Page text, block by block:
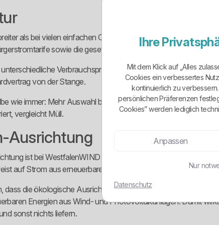
als bei vielen einfachen Online-Anbietern. Es gibt
sowie die gesetzliche Grund- und
Verbrauchsprofile unterschiedlich behandelt
von der Stange.
wie immer: Mehr Auswahl bringt nur etwas, wenn man nicht
vergleicht Müll.
Ausrichtung
ist bei WestfalenWIND kein Alibi, sondern zentraler Teil
auf Strom aus erneuerbaren Energien, der nicht bloß als
dass die ökologische Ausrichtung nicht nur allgemein
Energien aus Wind- und Photovoltaikanlagen. Damit
sonst nichts liefern.
Ihre
Mit dem Klick auf „Alles
Cookies ein verbessertes
kontinuierlich zu
persönlichen Präferenzen
Cookies” werden lediglich
Anpassen
Nur
Datenschutz